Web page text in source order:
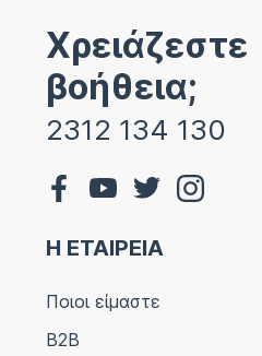
Χρειάζεστε
βοήθεια;
2312 134 130
Η ΕΤΑΙΡΕΙΑ
Ποιοι είμαστε
B2B